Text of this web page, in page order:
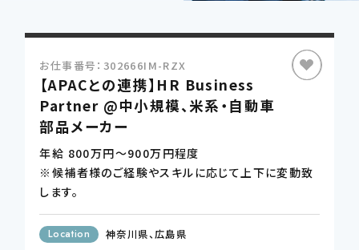
CONTSCT US
TEL.03-4580-6150
希望年収
お仕事番号：302666IM-RZX
【APACとの連携】HR Business
Partner @中小規模、米系・自動車
部品メーカー
年給 800万円～900万円程度
※候補者様のご経験やスキルに応じて上下に変動致
します。
Location 神奈川県 広島県